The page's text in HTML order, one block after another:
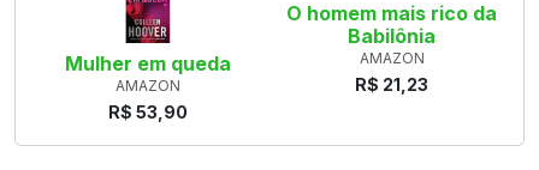
Mulher em queda
AMAZON
R$ 53,90
O homem mais rico da
Babilônia
AMAZON
R$ 21,23